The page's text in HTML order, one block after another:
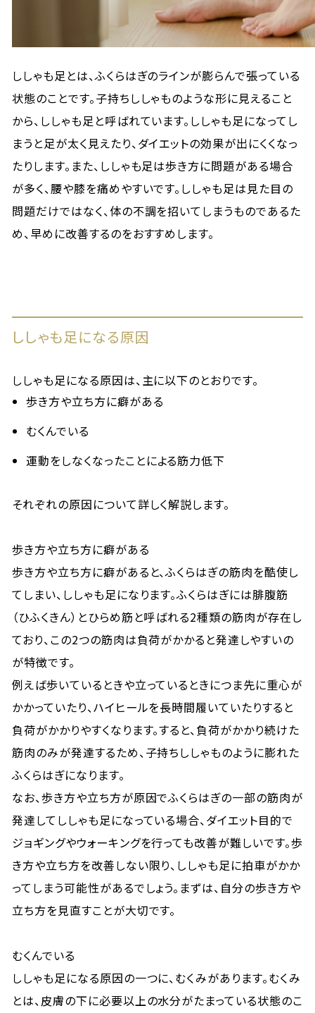
ししゃも足とは、ふくらはぎのラインが膨らんで張っている
状態のことです。子持ちししゃものような形に見えること
から、ししゃも足と呼ばれています。ししゃも足になってし
まうと足が太く見えたり、ダイエットの効果が出にくくなっ
たりします。また、ししゃも足は歩き方に問題がある場合
が多く、腰や膝を痛めやすいです。ししゃも足は見た目の
問題だけではなく、体の不調を招いてしまうものであるた
め、早めに改善するのをおすすめします。
ししゃも足になる原因
ししゃも足になる原因は、主に以下のとおりです。
歩き方や立ち方に癖がある
むくんでいる
運動をしなくなったことによる筋力低下
それぞれの原因について詳しく解説します。
歩き方や立ち方に癖がある
歩き方や立ち方に癖があると、ふくらはぎの筋肉を酷使し
てしまい、ししゃも足になります。ふくらはぎには腓腹筋
（ひふくきん）とひらめ筋と呼ばれる2種類の筋肉が存在し
ており、この2つの筋肉は負荷がかかると発達しやすいの
が特徴です。
例えば歩いているときや立っているときにつま先に重心が
かかっていたり、ハイヒールを長時間履いていたりすると
負荷がかかりやすくなります。すると、負荷がかかり続けた
筋肉のみが発達するため、子持ちししゃものように膨れた
ふくらはぎになります。
なお、歩き方や立ち方が原因でふくらはぎの一部の筋肉が
発達してししゃも足になっている場合、ダイエット目的で
ジョギングやウォーキングを行っても改善が難しいです。歩
き方や立ち方を改善しない限り、ししゃも足に拍車がかか
ってしまう可能性があるでしょう。まずは、自分の歩き方や
立ち方を見直すことが大切です。
むくんでいる
ししゃも足になる原因の一つに、むくみがあります。むくみ
とは、皮膚の下に必要以上の水分がたまっている状態のこ